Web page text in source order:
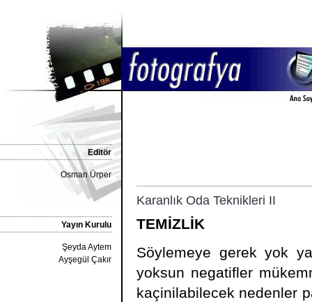
Editör
Osman Ürper
Yayın Kurulu
Şeyda Aytem
Ayşegül Çakır
Karanlık Oda Teknikleri II
TEMİZLİK
Söylemeye gerek yok
yoksun negatifler
kaçinilabilecek nedenler